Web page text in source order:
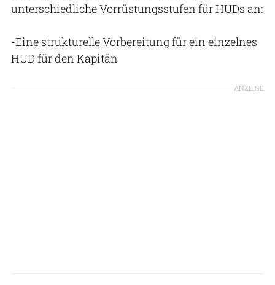
unterschiedliche Vorrüstungsstufen für HUDs an:
-Eine strukturelle Vorbereitung für ein einzelnes
HUD für den Kapitän
ANZEIGE